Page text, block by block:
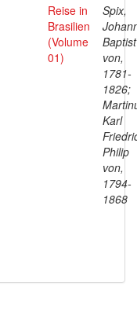
Reise in
Brasilien
(Volume
01)
Spix,
Baptist
von,
1781-
1826;
Karl
Philip
von,
1794-
1868